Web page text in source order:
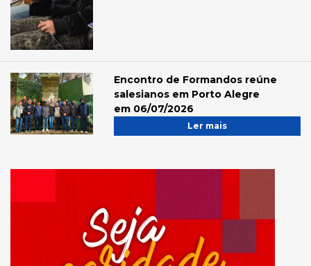
Encontro de Formandos reúne
salesianos em Porto Alegre
em 06/07/2026
Ler mais